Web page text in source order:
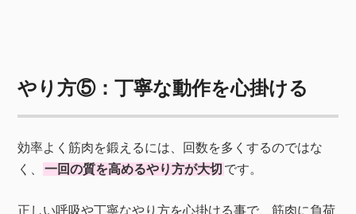
やり方⑤：丁寧な動作を心掛ける
効率よく筋肉を鍛えるには、回数を多くするのではな
く、
一回の質を高めるやり方が大切 です。
正しい呼吸や丁寧なやり方を心掛ける事で、筋肉に負荷